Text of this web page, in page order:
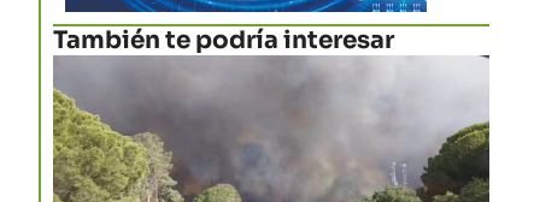
También te podría interesar